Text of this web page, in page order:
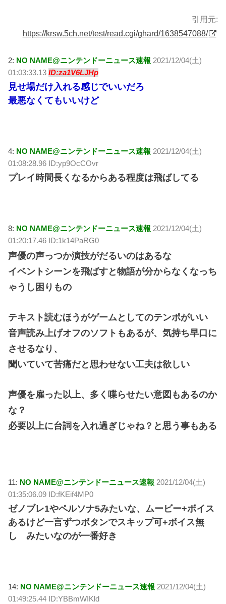
引用元:
https://krsw.5ch.net/test/read.cgi/ghard/1638547088/
2: NO NAME@ニンテンドーニュース速報 2021/12/04(土)
01:03:33.13ID:za1V6LJHp
見せ場だけ入れる感じでいいだろ
最悪なくてもいいけど
4: NO NAME@ニンテンドーニュース速報 2021/12/04(土)
01:08:28.96 ID:yp9OcCOvr
プレイ時間長くなるからある程度は飛ばしてる
8: NO NAME@ニンテンドーニュース速報 2021/12/04(土)
01:20:17.46 ID:1k14PaRG0
声優の声っつか演技がだるいのはあるな
イベントシーンを飛ばすと物語が分からなくなっち
ゃうし困りもの
テキスト読むほうがゲームとしてのテンポがいい
音声読み上げオフのソフトもあるが、気持ち早口に
させるなり、
聞いていて苦痛だと思わせない工夫は欲しい
声優を雇った以上、多く喋らせたい意図もあるのか
な？
必要以上に台詞を入れ過ぎじゃね？と思う事もある
11: NO NAME@ニンテンドーニュース速報 2021/12/04(土)
01:35:06.09 ID:fKEif4MP0
ゼノブレ1やペルソナ5みたいな、ムービー+ボイス
あるけど一言ずつボタンでスキップ可+ボイス無
し みたいなのが一番好き
14: NO NAME@ニンテンドーニュース速報 2021/12/04(土)
01:49:25.44 ID:YBBmWIKld